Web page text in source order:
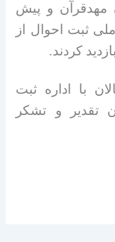
مهدقرآن و پیش
ثبت احوال از
کردند.
با اداره ثبت
تقدیر و تشکر